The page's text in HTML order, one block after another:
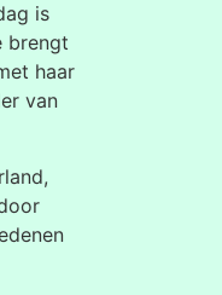
is
brengt
haar
van